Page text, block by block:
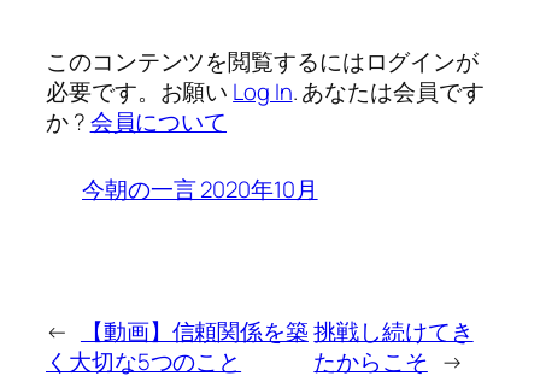
このコンテンツを閲覧するにはログインが
必要です。お願い Log In. あなたは会員です
か ?会員について
今朝の一言 2020年10月
←
【動画】信頼関係を築
く大切な5つのこと
挑戦し続けてき
たからこそ →